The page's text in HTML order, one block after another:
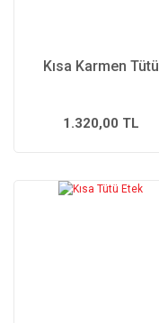
Kısa Karmen Tütü
1.320,00 TL